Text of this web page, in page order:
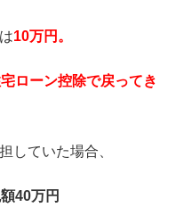
10万円。
ローン控除で戻ってき
していた場合、
40万円